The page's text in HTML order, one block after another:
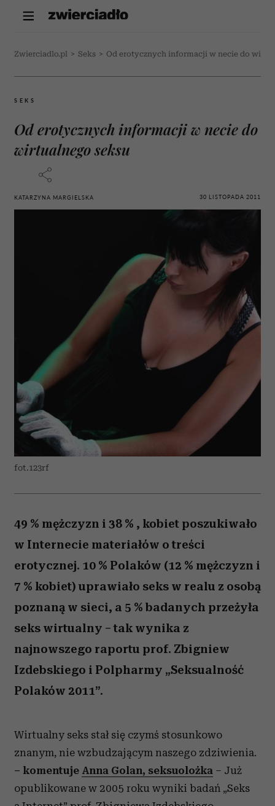
Zwierciadlo.pl > Seks > Od erotycznych informacji w necie do
SEKS
Od erotycznych informacji w necie do
wirtualnego seksu
KATARZYNA MARGIELSKA 30 LISTOPADA 2011
fot.123rf
49 % mężczyzn i 38 % , kobiet poszukiwało
w Internecie materiałów o treści
erotycznej. 10 % Polaków (12 % mężczyzn i
7 % kobiet) uprawiało seks w realu z osobą
poznaną w sieci, a 5 % badanych przeżyła
seks wirtualny – tak wynika z
najnowszego raportu prof. Zbigniew
Izdebskiego i Polpharmy „Seksualność
Polaków 2011”.
Wirtualny seks stał się czymś stosunkowo
znanym, nie wzbudzającym naszego zdziwienia.
– komentuje Anna Golan, seksuolożka – Już
opublikowane w 2005 roku wyniki badań „Seks